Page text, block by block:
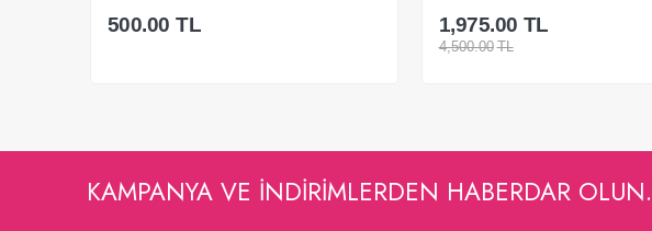
1,975.00 TL 500.00 TL
1,500.00 TL
KAMPANYA VE INDIRIMLERDEN HABERDAR OLUN.